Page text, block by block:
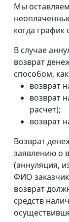
Мы
когда график
В случае
возврат
способом,
возврат
возврат
расчет);
возврат
Возврат
заявлению о
(аннуляция,
ФИО
возврат
средств